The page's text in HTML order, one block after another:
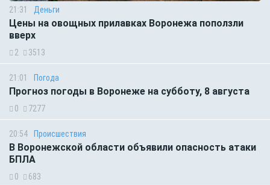
21:31 Деньги
Цены на овощных прилавках Воронежа поползли
вверх
2 3513
21:01 Погода
Прогноз погоды в Воронеже на субботу, 8 августа
0 7277
20:54 Происшествия
В Воронежской области объявили опасность атаки
БПЛА
0 683